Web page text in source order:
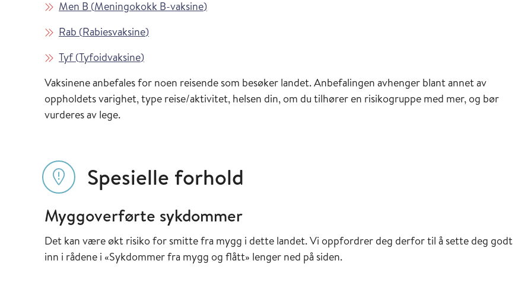
Les mer om
Men B (Meningokokk B-vaksine)i Vaksinasjonsveilederen
Les mer om
Rab (Rabiesvaksine)i Vaksinasjonsveilederen
Les mer om
Tyf(Tyfoidvaksine)i Vaksinasjonsveilederen
Vaksinene anbefales for noen reisende som besøker landet. Anbefalingen avhenger blant annet av
oppholdets varighet, type reise/aktivitet, helsen din, om du tilhører en risikogruppe med mer, og bør
vurderes av lege.
Spesielle forhold
Myggoverførte sykdommer
Det kan være økt risiko for smitte fra mygg i dette landet. Vi oppfordrer deg derfor til å sette deg godt
inn i rådene i «Sykdommer fra mygg og flått» lenger ned på siden.